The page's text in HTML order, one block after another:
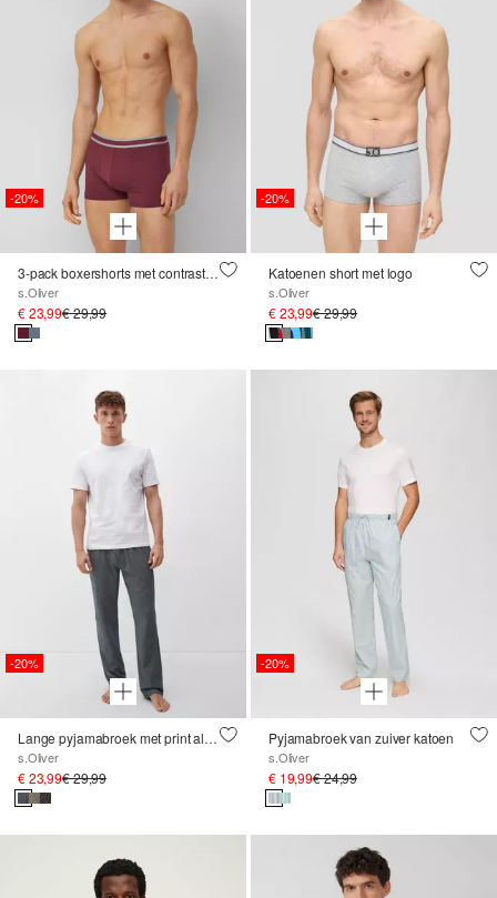
-20%
3-pack boxershorts met contrasterende elastische tailleband
s.Oliver
€ 23,99€ 29,99
-20%
Katoenen short met logo
s.Oliver
€ 23,99€ 29,99
-20%
Lange pyjamabroek met print all-over
s.Oliver
€ 23,99€ 29,99
-20%
Pyjamabroek van zuiver katoen
s.Oliver
€ 19,99€ 24,99